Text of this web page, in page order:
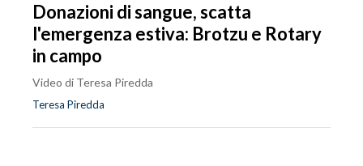
Donazioni di sangue, scatta
l'emergenza estiva: Brotzu e Rotary
in campo
Video di Teresa Piredda
Teresa Piredda